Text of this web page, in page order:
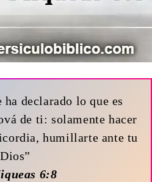
declarado lo que es
de ti: solamente hacer
humillarte ante tu
Dios”
6:8